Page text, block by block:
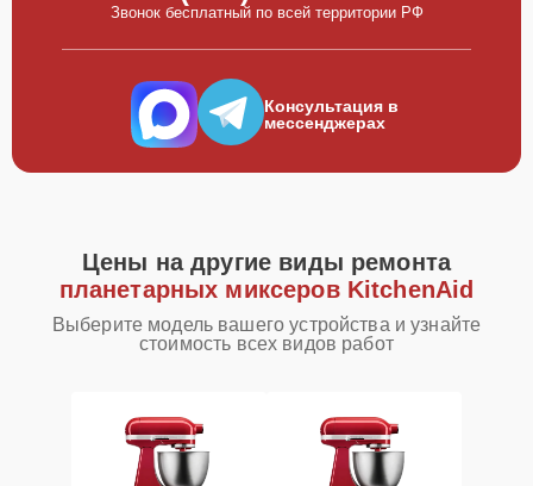
Звонок бесплатный по всей территории РФ
Консультация в
мессенджерах
Цены на другие виды ремонта
планетарных миксеров KitchenAid
Выберите модель вашего устройства и узнайте
стоимость всех видов работ